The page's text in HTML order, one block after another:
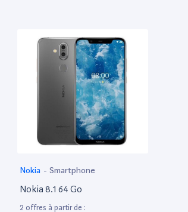
Nokia - Smartphone
Nokia 8.1 64 Go
2 offres à partir de :